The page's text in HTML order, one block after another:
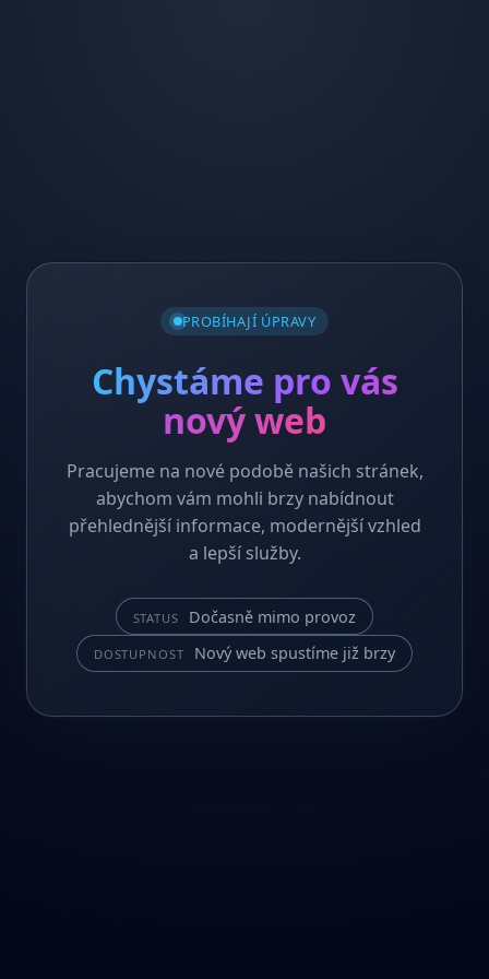
PROBÍHAJÍ ÚPRAVY
Chystáme pro vás
nový web
Pracujeme na nové podobě našich stránek,
abychom vám mohli brzy nabídnout
přehlednější informace, modernější vzhled
a lepší služby.
STATUS Dočasně mimo provoz
DOSTUPNOST Nový web spustíme již brzy